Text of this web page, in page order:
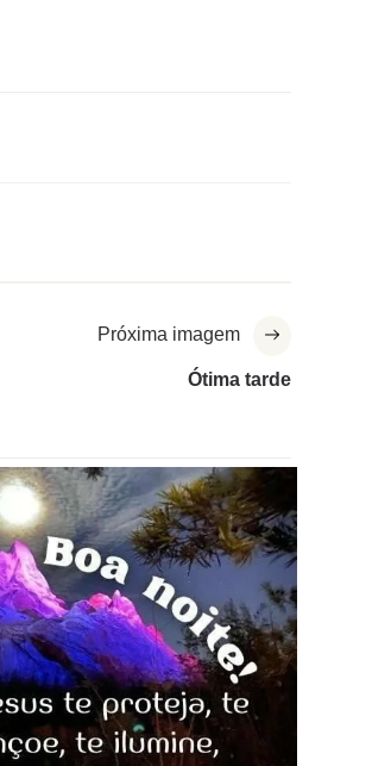
Próxima imagem
Ótima tarde